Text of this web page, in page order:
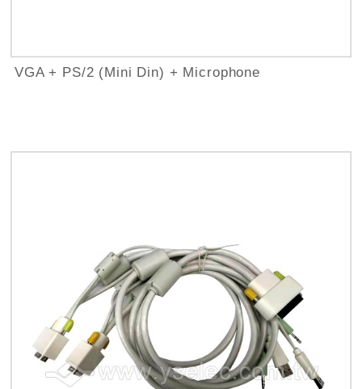
VGA + PS/2 (Mini Din) + Microphone